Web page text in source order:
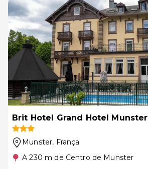
Brit Hotel Grand Hotel Munster
Munster, França
A 230 m de Centro de Munster